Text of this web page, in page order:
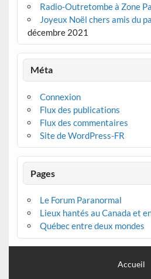
Radio-Outretombe à Zone
Joyeux Noël chers amis du
décembre 2021
Méta
Connexion
Flux des publications
Flux des commentaires
Site de WordPress-FR
Pages
Le Forum Paranormal
Lieux hantés au Canada et
Québec entre deux mondes
Accueil